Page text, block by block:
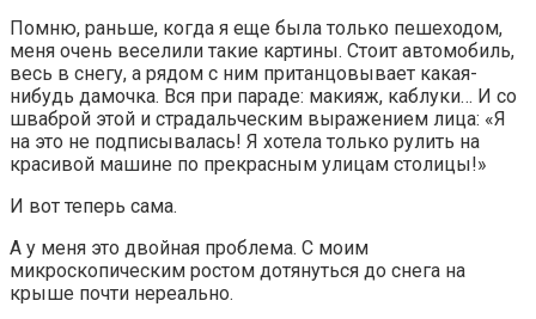
Помню, раньше, когда я еще была только пешеходом,
меня очень веселили такие картины. Стоит автомобиль,
весь в снегу, а рядом с ним пританцовывает какая-
нибудь дамочка. Вся при параде: макияж, каблуки… И со
шваброй этой и страдальческим выражением лица: «Я
на это не подписывалась! Я хотела только рулить на
красивой машине по прекрасным улицам столицы!»
И вот теперь сама.
А у меня это двойная проблема. С моим
микроскопическим ростом дотянуться до снега на
крыше почти нереально.